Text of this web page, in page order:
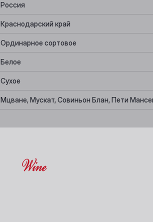
Россия
Краснодарский край
Ординарное сортовое
Белое
Сухое
Мцване, Мускат, Совиньон Блан, Пети